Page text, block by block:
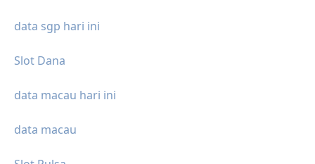
data sgp hari ini
Slot Dana
data macau hari ini
data macau